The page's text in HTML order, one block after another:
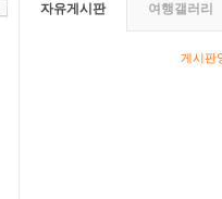
자유게시판 여행갤러리
게시판